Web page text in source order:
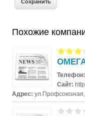
Похожие
Сайт:
Адрес:ул.Профсоюзная,